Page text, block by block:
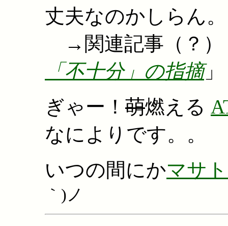
丈夫なのかしらん
→関連記事（？）
「不十分」の指摘」
ぎゃー！ 萌燃える
なによりです。。
いつの間にかマサ
｀)ノ